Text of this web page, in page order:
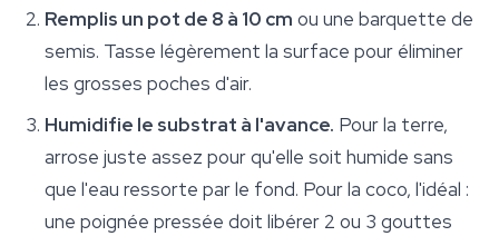
Remplis un pot de 8 à 10 cm ou une barquette de
semis. Tasse légèrement la surface pour éliminer
les grosses poches d'air.
Humidifie le substrat à l'avance. Pour la terre,
arrose juste assez pour qu'elle soit humide sans
que l'eau ressorte par le fond. Pour la coco, l'idéal :
une poignée pressée doit libérer 2 ou 3 gouttes